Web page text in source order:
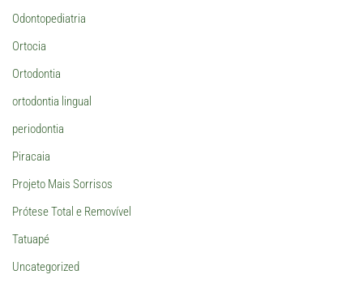
Odontopediatria
Ortocia
Ortodontia
ortodontia lingual
periodontia
Piracaia
Projeto Mais Sorrisos
Prótese Total e Removível
Tatuapé
Uncategorized